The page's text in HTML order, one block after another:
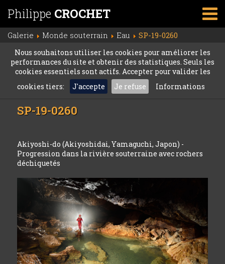
Philippe CROCHET
Galerie Monde souterrain Eau SP-19-0260
Nous souhaitons utiliser les cookies pour améliorer les
performances du site et obtenir des statistiques. Seuls les
cookies essentiels sont actifs. Accepter pour valider les
cookies tiers:
J'accepte Je refuse Informations
SP-19-0260
Akiyoshi-do (Akiyoshidai, Yamaguchi, Japon) -
Progression dans la rivière souterraine avec rochers
déchiquetés